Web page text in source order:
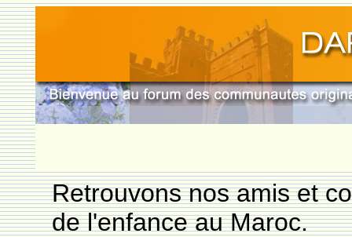
Retrouvons nos amis et
de l'enfance au Maroc.